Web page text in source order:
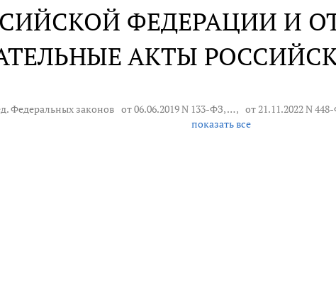
ФЕДЕРАЦИИ И
АКТЫ
Федеральных законов от 06.06.2019 N 133-ФЗ, … , от 21.11.2022 N
показать все